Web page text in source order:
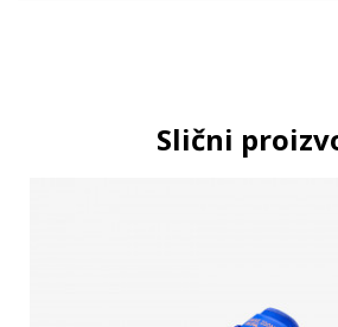
Slični